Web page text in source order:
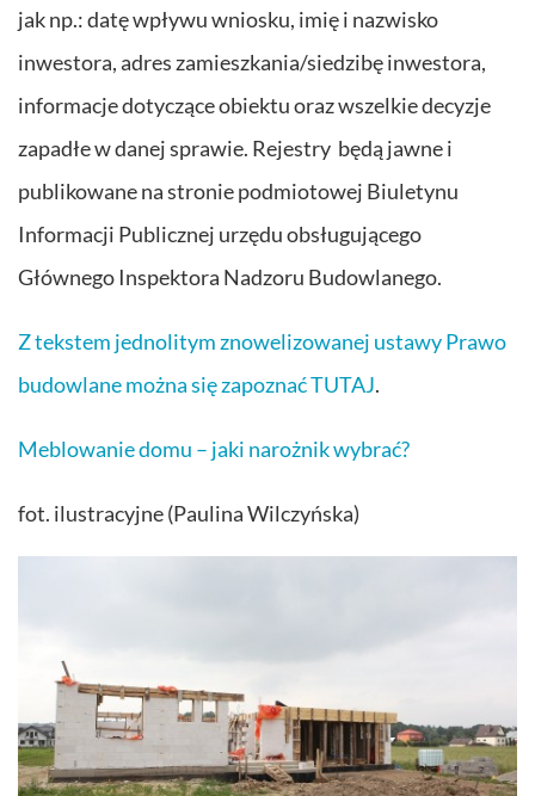
jak np.: datę wpływu wniosku, imię i nazwisko
inwestora, adres zamieszkania/siedzibę inwestora,
informacje dotyczące obiektu oraz wszelkie decyzje
zapadłe w danej sprawie. Rejestry będą jawne i
publikowane na stronie podmiotowej Biuletynu
Informacji Publicznej urzędu obsługującego
Głównego Inspektora Nadzoru Budowlanego.
Z tekstem jednolitym znowelizowanej ustawy Prawo
budowlane można się zapoznać TUTAJ.
Meblowanie domu – jaki narożnik wybrać?
fot. ilustracyjne (Paulina Wilczyńska)